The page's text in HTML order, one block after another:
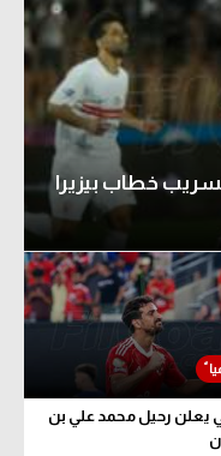
خطاب بيزيرا
يعلن رحيل محمد علي بن